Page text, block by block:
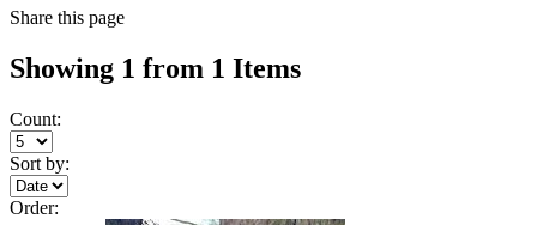
Share this page
Showing 1 from 1 Items
Count:
Sort by:
Order: